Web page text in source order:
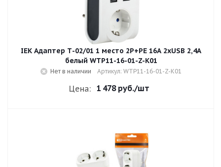
IEK Адаптер Т-02/01 1 место 2P+PE 16А 2хUSB 2,4А
белый WTP11-16-01-Z-K01
Нет в наличии Артикул: WTP11-16-01-Z-K01
Цена: 1 478 руб./шт